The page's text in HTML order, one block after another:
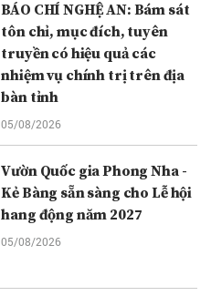
BÁO CHÍ NGHỆ AN: Bám sát
tôn chỉ, mục đích, tuyên
truyền có hiệu quả các
nhiệm vụ chính trị trên địa
bàn tỉnh
05/08/2026
Vườn Quốc gia Phong Nha -
Kẻ Bàng sẵn sàng cho Lễ hội
hang động năm 2027
05/08/2026